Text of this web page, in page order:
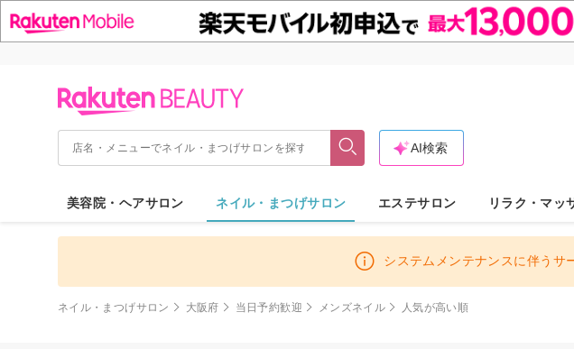
AI検索
美容院・ヘアサロン ネイル・まつげサロン エステサロン リラク・マッ
システムメンテナンスに伴う
ネイル・まつげサロン 大阪府 当日予約歓迎 メンズネイル 人気が高い順